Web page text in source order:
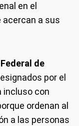
en el
acercan a sus
de
por el
incluso con
ordenan al
a las personas